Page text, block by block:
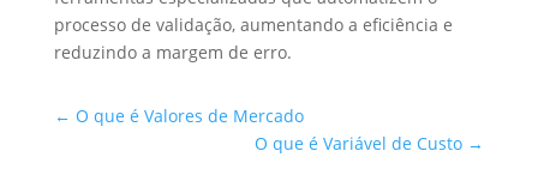
processo de validação, aumentando a eficiência e
reduzindo a margem de erro.
← O que é Valores de Mercado
O que é Variável de Custo →